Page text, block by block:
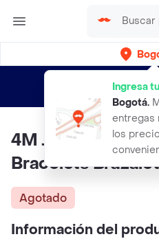
Ingresa
Bogotá.
entregas
los
envíos gratis por
4M Juguete
Bracelets
Agotado
Información del